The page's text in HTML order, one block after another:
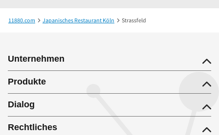
11880.com Japanisches Restaurant Köln Strassfeld
Unternehmen
Produkte
Dialog
Rechtliches